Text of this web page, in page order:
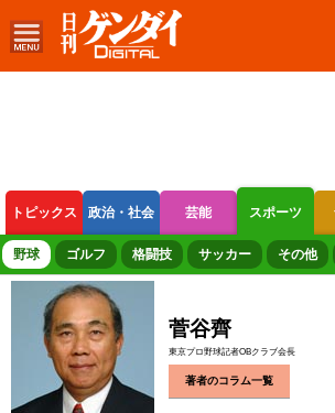
トピックス 政治・社会 芸能 スポーツ
ボートレース 競輪 オートレース
野球 ゴルフ 格闘技 サッカー その他
菅谷齊
東京プロ野球記者OBクラブ会長
著者のコラム一覧